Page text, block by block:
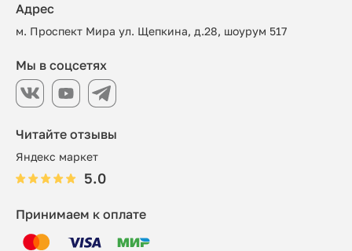
Читайте отзывы
Яндекс маркет
5.0
Адрес
м. Проспект Мира ул. Щепкина, д.28, шоурум 517
Принимаем к оплате
Мы в соцсетях